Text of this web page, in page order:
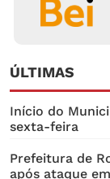
ÚLTIMAS
Início do
sexta-feira
Prefeitura de
após ataque